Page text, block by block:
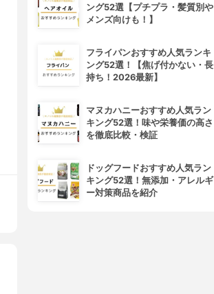
ング52選【プチプラ・髪質別や
メンズ向けも！】
フライパンおすすめ人気ランキ
ング52選！【焦げ付かない・長
持ち！2026最新】
マヌカハニーおすすめ人気ラン
キング52選！味や栄養価の高さ
を徹底比較・検証
ドッグフードおすすめ人気ラン
キング52選！無添加・アレルギ
ー対策商品を紹介